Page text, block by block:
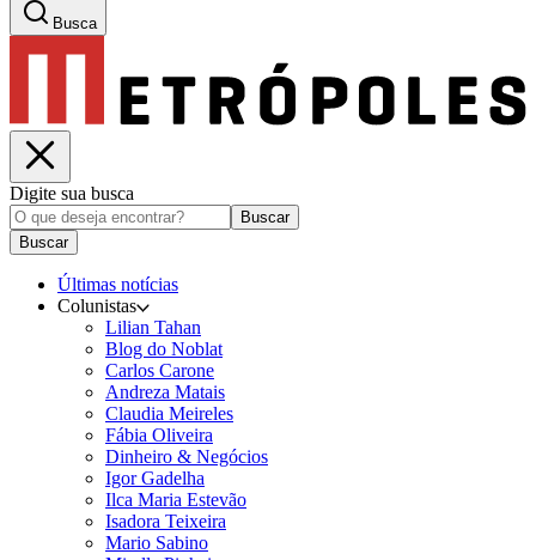
Busca
Digite sua busca
Buscar
Buscar
Últimas notícias
Colunistas
Lilian Tahan
Blog do Noblat
Carlos Carone
Andreza Matais
Claudia Meireles
Fábia Oliveira
Dinheiro & Negócios
Igor Gadelha
Ilca Maria Estevão
Isadora Teixeira
Mario Sabino